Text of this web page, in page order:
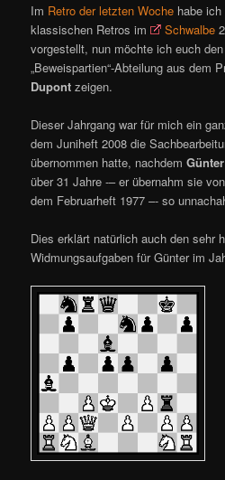
Im Retro der letzten Woche habe
klassischen Retros im
Schwalbe
vorgestellt, nun möchte ich euch
„Beweispartien“-Abteilung aus dem
Dupont zeigen.
Dieser Jahrgang war für mich ein
dem Juniheft 2008 die
übernommen hatte, nachdem
über 31 Jahre -– er übernahm sie
dem Februarheft 1977 –- so
Dies erklärt natürlich auch den sehr
Widmungsaufgaben für Günter im